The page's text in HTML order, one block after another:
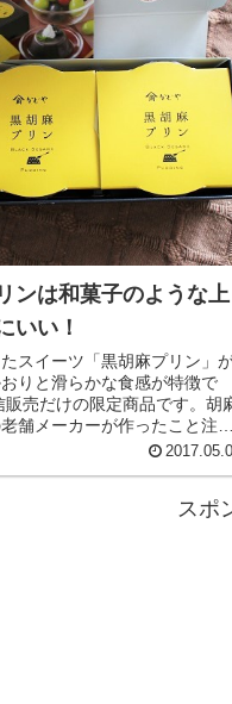
ンは和菓子のような上
いい！
スイーツ「黒胡麻プリン」
りと滑らかな食感が特徴で
売だけの限定商品です。胡
舗メーカーが作ったこと注目
スポ